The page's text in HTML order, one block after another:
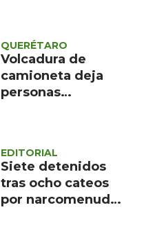
fundación con
música y talleres
comunitarios
QUERÉTARO
Volcadura de
camioneta deja
personas
EDITORIAL
Siete detenidos
tras ocho cateos
por narcomenudeo